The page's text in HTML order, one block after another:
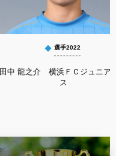
選手2022
田中 龍之介 横浜ＦＣジュニア
ス